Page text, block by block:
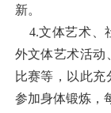
新。
4.文体艺术、
外文体艺术活动
比赛等，以此
参加身体锻炼，